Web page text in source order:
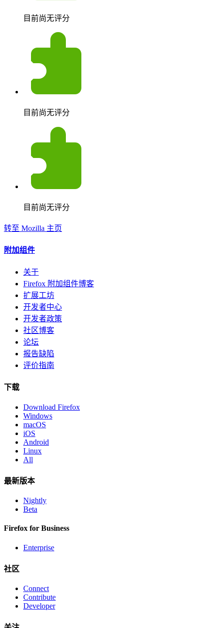
目前尚无评分
目前尚无评分
目前尚无评分
转至 Mozilla 主页
附加组件
关于
Firefox 附加组件博客
扩展工坊
开发者中心
开发者政策
社区博客
论坛
报告缺陷
评价指南
下载
Download Firefox
Windows
macOS
iOS
Android
Linux
All
最新版本
Nightly
Beta
Firefox for Business
Enterprise
社区
Connect
Contribute
Developer